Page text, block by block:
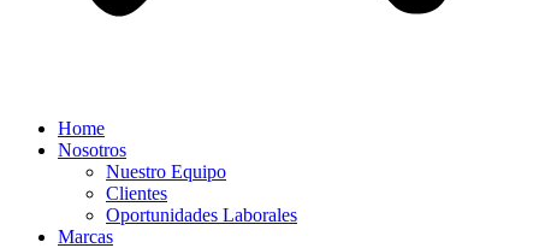
Home
Nosotros
Nuestro Equipo
Clientes
Oportunidades Laborales
Marcas